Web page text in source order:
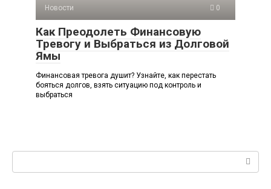
Новости 0
Как Преодолеть Финансовую
Тревогу и Выбраться из Долговой
Ямы
Финансовая тревога душит? Узнайте, как перестать
бояться долгов, взять ситуацию под контроль и
выбраться